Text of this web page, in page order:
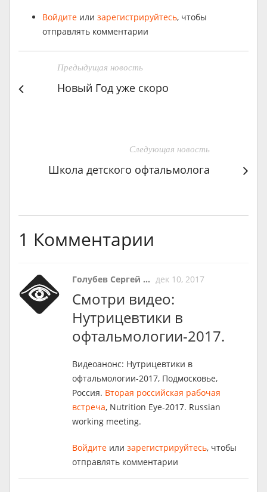
Войдите или зарегистрируйтесь, чтобы
отправлять комментарии
Предыдущая новость
Новый Год уже скоро
Следующая новость
Школа детского офтальмолога
1 Комментарии
Голубев Сергей ... дек 10, 2017
Смотри видео:
Нутрицевтики в
офтальмологии-2017.
Видеоанонс: Нутрицевтики в
офтальмологии-2017, Подмосковье,
Россия. Вторая российская рабочая
встреча, Nutrition Eye-2017. Russian
working meeting.
Войдите или зарегистрируйтесь, чтобы
отправлять комментарии